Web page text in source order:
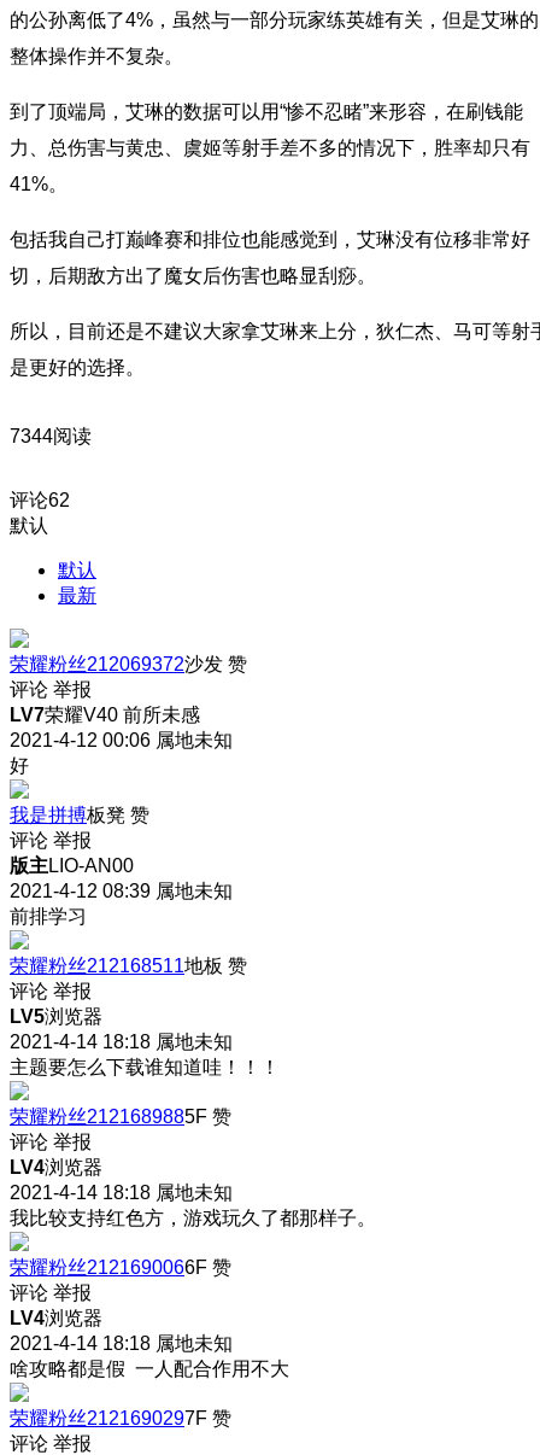
的公孙离低了4%，虽然与一部分玩家练英雄有关，但是艾琳的
整体操作并不复杂。
到了顶端局，艾琳的数据可以用“惨不忍睹”来形容，在刷钱能
力、总伤害与黄忠、虞姬等射手差不多的情况下，胜率却只有
41%。
包括我自己打巅峰赛和排位也能感觉到，艾琳没有位移非常好
切，后期敌方出了魔女后伤害也略显刮痧。
所以，目前还是不建议大家拿艾琳来上分，狄仁杰、马可等射
是更好的选择。
7344阅读
评论62
默认
默认
最新
荣耀粉丝212069372沙发 赞
评论 举报
LV7荣耀V40 前所未感
2021-4-12 00:06 属地未知
好
我是拼搏板凳 赞
评论 举报
版主LIO-AN00
2021-4-12 08:39 属地未知
前排学习
荣耀粉丝212168511地板 赞
评论 举报
LV5浏览器
2021-4-14 18:18 属地未知
主题要怎么下载谁知道哇！！！
荣耀粉丝2121689885F 赞
评论 举报
LV4浏览器
2021-4-14 18:18 属地未知
我比较支持红色方，游戏玩久了都那样子。
荣耀粉丝2121690066F 赞
评论 举报
LV4浏览器
2021-4-14 18:18 属地未知
啥攻略都是假 一人配合作用不大
荣耀粉丝2121690297F 赞
评论 举报